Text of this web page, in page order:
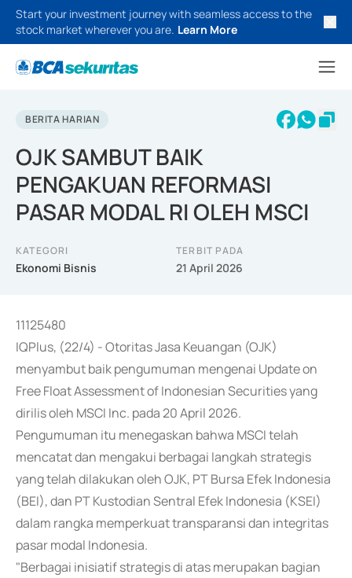
Start your investment journey with seamless access to the
stock market wherever you are. Learn More
BERITA HARIAN
OJK SAMBUT BAIK
PENGAKUAN REFORMASI
PASAR MODAL RI OLEH MSCI
KATEGORI
Ekonomi Bisnis
TERBIT PADA
21 April 2026
11125480
IQPlus, (22/4) - Otoritas Jasa Keuangan (OJK)
menyambut baik pengumuman mengenai Update on
Free Float Assessment of Indonesian Securities yang
dirilis oleh MSCI Inc. pada 20 April 2026.
Pengumuman itu menegaskan bahwa MSCI telah
mencatat dan mengakui berbagai langkah strategis
yang telah dilakukan oleh OJK, PT Bursa Efek Indonesia
(BEI), dan PT Kustodian Sentral Efek Indonesia (KSEI)
dalam rangka memperkuat transparansi dan integritas
pasar modal Indonesia.
"Berbagai inisiatif strategis di atas merupakan bagian